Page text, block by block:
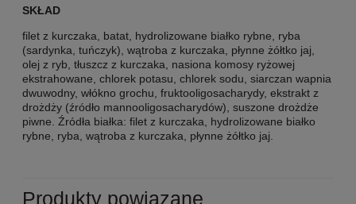
SKŁAD
filet z kurczaka, batat, hydrolizowane białko rybne, ryba
(sardynka, tuńczyk), wątroba z kurczaka, płynne żółtko jaj,
olej z ryb, tłuszcz z kurczaka, nasiona komosy ryżowej
ekstrahowane, chlorek potasu, chlorek sodu, siarczan wapnia
dwuwodny, włókno grochu, fruktooligosacharydy, ekstrakt z
drożdży (źródło mannooligosacharydów), suszone drożdże
piwne. Źródła białka: filet z kurczaka, hydrolizowane białko
rybne, ryba, wątroba z kurczaka, płynne żółtko jaj.
Produkty powiązane